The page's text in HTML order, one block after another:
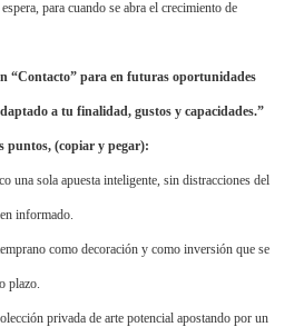
para cuando se abra el crecimiento de
“Contacto” para en futuras oportunidades
a tu finalidad, gustos y capacidades.”
puntos, (copiar y pegar):
una sola apuesta inteligente, sin distracciones del
informado.
como decoración y como inversión que se
plazo.
privada de arte potencial apostando por un